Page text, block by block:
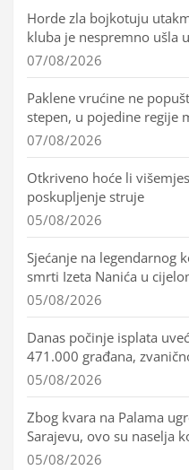
Horde zla bojkotuju
kluba je nespremno ušla
07/08/2026
Paklene vrućine ne
stepen, u pojedine regije
07/08/2026
Otkriveno hoće li
poskupljenje struje
05/08/2026
Sjećanje na legendarnog
smrti Izeta Nanića u
05/08/2026
Danas počinje isplata
471.000 građana,
05/08/2026
Zbog kvara na Palama
Sarajevu, ovo su naselja
05/08/2026